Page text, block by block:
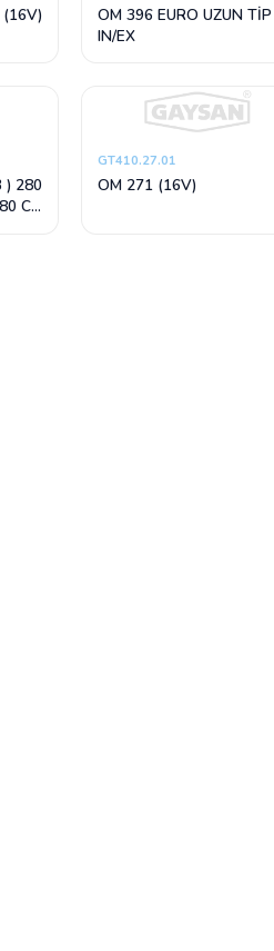
(16V)
OM 396 EURO UZUN TİP
IN/EX
) 280
CE
GT410.27.01
OM 271 (16V)